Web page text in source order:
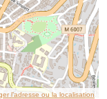
l’adresse ou la localisation